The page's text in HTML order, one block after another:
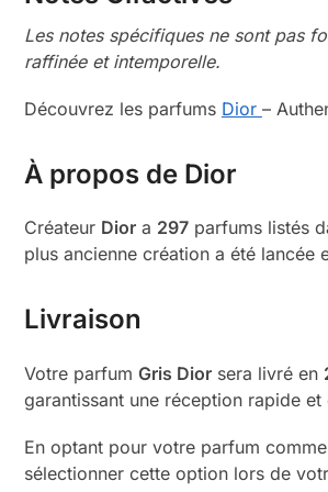
Les notes spécifiques ne sont pas
raffinée et intemporelle.
Découvrez les parfums Dior –
À propos de Dior
Créateur Diora 297parfums listés
plus ancienne création a été lancée
Livraison
Votre parfum Gris Diorsera livré en
garantissant une réception rapide et
En optant pour votre parfum
sélectionner cette option lors de